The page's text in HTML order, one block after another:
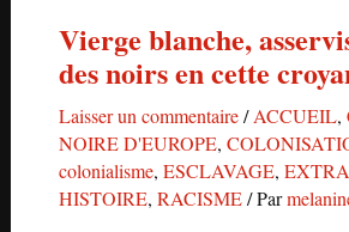
Vierge blanche,
des noirs en cette
Laisser un commentaire /ACCUEIL,
NOIRE D'EUROPE,
colonialisme, ESCLAVAGE,
HISTOIRE, RACISME/ Par